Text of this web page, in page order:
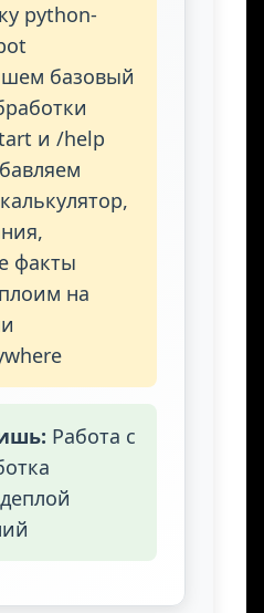
python-
базовый
и /help
факты
на
Работа с